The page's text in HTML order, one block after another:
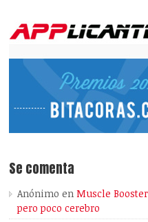
Se comenta
Anónimo enMuscle
pero poco cerebro